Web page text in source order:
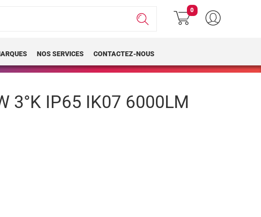
0
NOS SERVICES CONTACTEZ-NOUS
3°K IP65 IK07 6000LM